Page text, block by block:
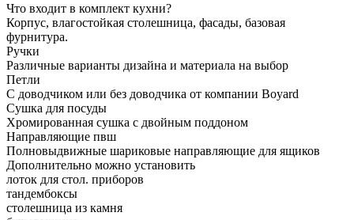
Что входит в комплект кухни?
Корпус, влагостойкая столешница, фасады, базовая
фурнитура.
Ручки
Различные варианты дизайна и материала на выбор
Петли
С доводчиком или без доводчика от компании Boyard
Сушка для посуды
Хромированная сушка с двойным поддоном
Направляющие пвш
Полновыдвижные шариковые направляющие для ящиков
Дополнительно можно установить
лоток для стол. приборов
тандембоксы
столешница из камня